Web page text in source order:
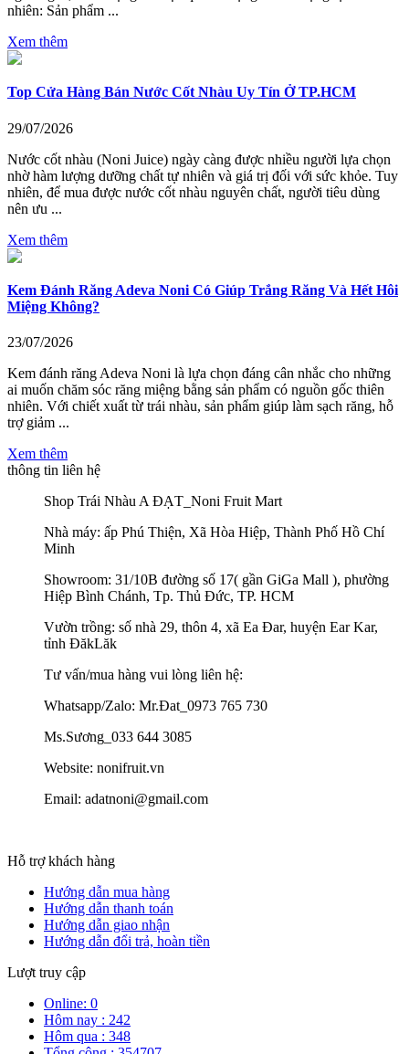
nhiên: Sản phẩm ...
Xem thêm
Top Cửa Hàng Bán Nước Cốt Nhàu Uy Tín Ở TP.HCM
29/07/2026
Nước cốt nhàu (Noni Juice) ngày càng được nhiều người lựa chọn
nhờ hàm lượng dưỡng chất tự nhiên và giá trị đối với sức khỏe. Tuy
nhiên, để mua được nước cốt nhàu nguyên chất, người tiêu dùng
nên ưu ...
Xem thêm
Kem Đánh Răng Adeva Noni Có Giúp Trắng Răng Và Hết Hôi
Miệng Không?
23/07/2026
Kem đánh răng Adeva Noni là lựa chọn đáng cân nhắc cho những
ai muốn chăm sóc răng miệng bằng sản phẩm có nguồn gốc thiên
nhiên. Với chiết xuất từ trái nhàu, sản phẩm giúp làm sạch răng, hỗ
trợ giảm ...
Xem thêm
thông tin liên hệ
Shop Trái Nhàu A ĐẠT_Noni Fruit Mart
Nhà máy: ấp Phú Thiện, Xã Hòa Hiệp, Thành Phố Hồ Chí
Minh
Showroom: 31/10B đường số 17( gần GiGa Mall ), phường
Hiệp Bình Chánh, Tp. Thủ Đức, TP. HCM
Vườn trồng: số nhà 29, thôn 4, xã Ea Đar, huyện Ear Kar,
tỉnh ĐăkLăk
Tư vấn/mua hàng vui lòng liên hệ:
Whatsapp/Zalo: Mr.Đat_0973 765 730
Ms.Sương_033 644 3085
Website: nonifruit.vn
Email: adatnoni@gmail.com
Hỗ trợ khách hàng
Hướng dẫn mua hàng
Hướng dẫn thanh toán
Hướng dẫn giao nhận
Hướng dẫn đổi trả, hoàn tiền
Lượt truy cập
Online: 0
Hôm nay : 242
Hôm qua : 348